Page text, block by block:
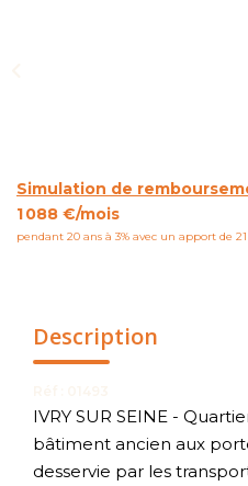
Simulation de
1 088 €/mois
pendant 20 ans à 3% avec un apport de
Description
IVRY SUR SEINE -
bâtiment ancien aux
desservie par les